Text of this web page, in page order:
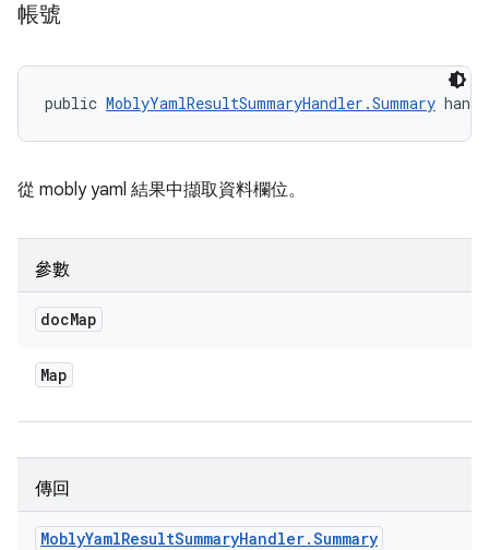
帳號
public MoblyYamlResultSummaryHandler.Summary
從 mobly yaml 結果中擷取資料欄位。
參數
docMap
Map
傳回
MoblyYamlResultSummaryHandler.Summary